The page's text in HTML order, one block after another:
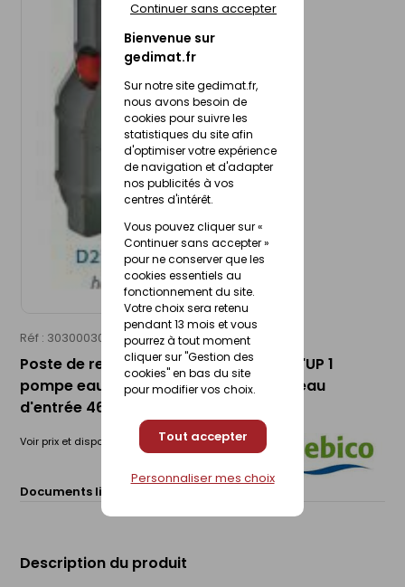
Bienvenue sur
gedimat.fr
Sur notre site gedimat.fr,
nous avons besoin de
cookies pour suivre les
statistiques du site afin
d'optimiser votre expérience
de navigation et d'adapter
nos publicités à vos
centres d'intérêt.
Vous pouvez cliquer sur «
Continuer sans accepter »
pour ne conserver que les
cookies essentiels au
fonctionnement du site.
Votre choix sera retenu
pendant 13 mois et vous
pourrez à tout moment
cliquer sur "Gestion des
cookies" en bas du site
pour modifier vos choix.
Tout accepter
Continuer sans accepter
Personnaliser mes choix
Réf : 30300030 SEBICO
Poste de relevage polyéthylène DRAIN'UP 1
pompe eaux claires sur trépied - fil d'eau
d'entrée 46cm - 750W
Voir prix et disponibilité en magasin
Documents liés :
Description du produit